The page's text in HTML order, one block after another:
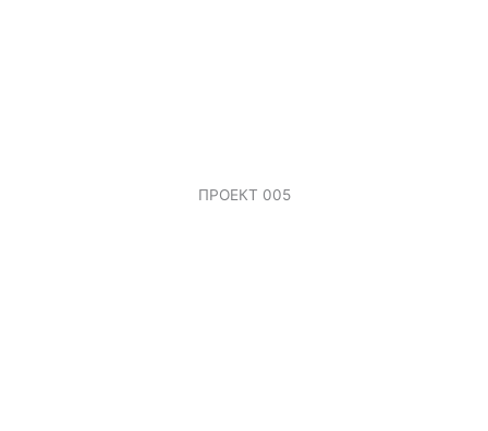
ПРОЕКТ 005